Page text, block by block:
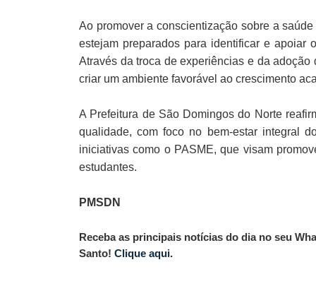
Ao promover a conscientização sobre a
estejam preparados para identificar e apoiar
Através da troca de experiências e da
criar um ambiente favorável ao crescimento
A Prefeitura de São Domingos do Norte
qualidade, com foco no bem-estar integral
iniciativas como o PASME, que visam
estudantes.
PMSDN
Receba as principais notícias do dia no seu
Santo! Clique aqui.